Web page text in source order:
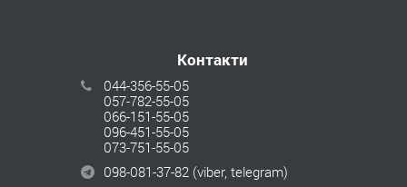
Контакти
044-356-55-05
057-782-55-05
066-151-55-05
096-451-55-05
073-751-55-05
098-081-37-82 (viber, telegram)